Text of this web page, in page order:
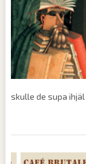
skulle de supa ihjäl